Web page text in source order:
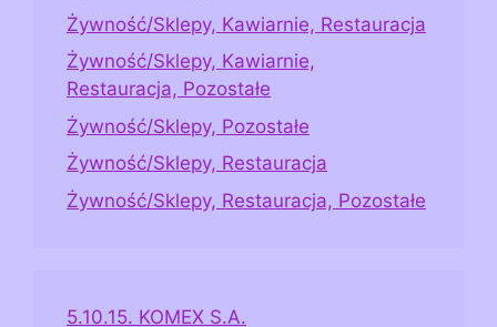
Żywność/Sklepy, Kawiarnie, Restauracja
Żywność/Sklepy, Kawiarnie,
Restauracja, Pozostałe
Żywność/Sklepy, Pozostałe
Żywność/Sklepy, Restauracja
Żywność/Sklepy, Restauracja, Pozostałe
5.10.15. KOMEX S.A.